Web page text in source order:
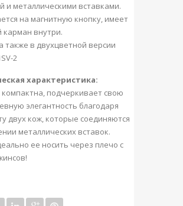
и металлическими вставками.
на магнитную кнопку, имеет
карман внутри.
также в двухцветной версии
2
характеристика:
подчеркивает свою
элегантность благодаря
двух кож, которые соединяются
металлических вставок.
ее носить через плечо с